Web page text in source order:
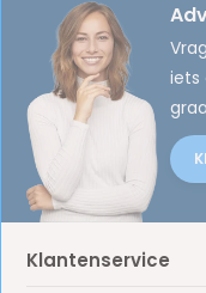
iets
Klantenservice